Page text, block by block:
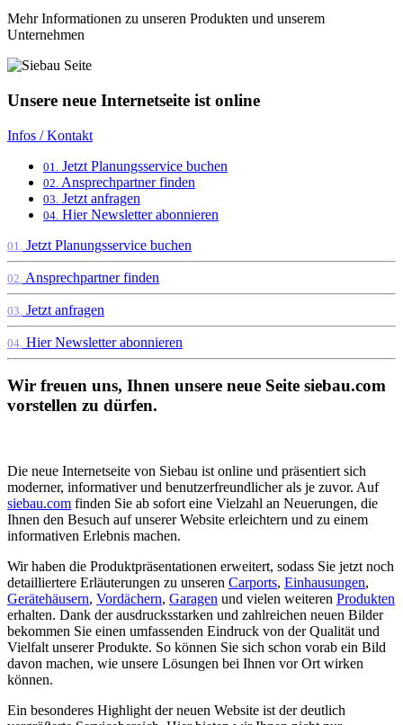
Mehr Informationen zu unseren Produkten und unserem
Unternehmen
Unsere neue Internetseite ist online
Infos / Kontakt
01. Jetzt Planungsservice buchen
02. Ansprechpartner finden
03. Jetzt anfragen
04. Hier Newsletter abonnieren
01. Jetzt Planungsservice buchen
02. Ansprechpartner finden
03. Jetzt anfragen
04. Hier Newsletter abonnieren
Wir freuen uns, Ihnen unsere neue Seite siebau.com
vorstellen zu dürfen.
Die neue Internetseite von Siebau ist online und präsentiert sich
moderner, informativer und benutzerfreundlicher als je zuvor. Auf
siebau.com finden Sie ab sofort eine Vielzahl an Neuerungen, die
Ihnen den Besuch auf unserer Website erleichtern und zu einem
informativen Erlebnis machen.
Wir haben die Produktpräsentationen erweitert, sodass Sie jetzt noch
detailliertere Erläuterungen zu unseren Carports, Einhausungen,
Gerätehäusern, Vordächern, Garagen und vielen weiteren Produkten
erhalten. Dank der ausdrucksstarken und zahlreichen neuen Bilder
bekommen Sie einen umfassenden Eindruck von der Qualität und
Vielfalt unserer Produkte. So können Sie sich schon vorab ein Bild
davon machen, wie unsere Lösungen bei Ihnen vor Ort wirken
können.
Ein besonderes Highlight der neuen Website ist der deutlich